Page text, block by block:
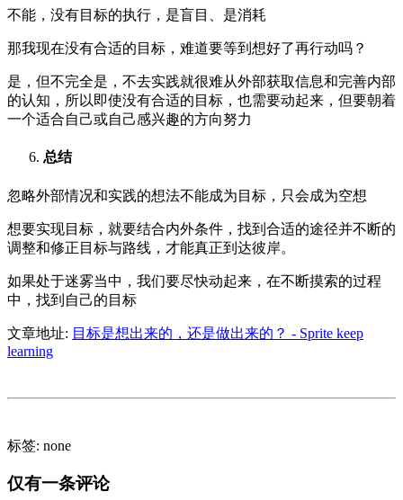
不能，没有目标的执行，是盲目、是消耗
那我现在没有合适的目标，难道要等到想好了再行动吗？
是，但不完全是，不去实践就很难从外部获取信息和完善内部
的认知，所以即使没有合适的目标，也需要动起来，但要朝着
一个适合自己或自己感兴趣的方向努力
总结
忽略外部情况和实践的想法不能成为目标，只会成为空想
想要实现目标，就要结合内外条件，找到合适的途径并不断的
调整和修正目标与路线，才能真正到达彼岸。
如果处于迷雾当中，我们要尽快动起来，在不断摸索的过程
中，找到自己的目标
文章地址: 目标是想出来的，还是做出来的？ - Sprite keep
learning
标签: none
仅有一条评论